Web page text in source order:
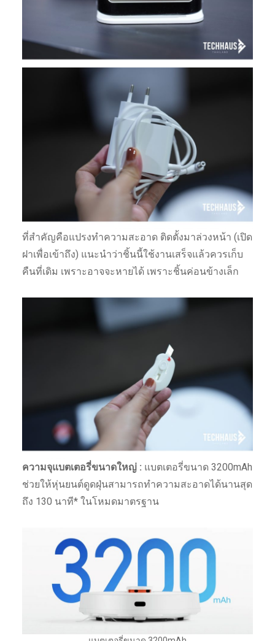
ที่สำคัญคือแปรงทำความสะอาด ติดตั้งมาล่วงหน้า (เปิด
ฝาเพื่อเข้าถึง) แนะนำว่าชิ้นนี้ใช้งานเสร็จแล้วควรเก็บ
คืนที่เดิม เพราะอาจจะหายได้ เพราะชิ้นค่อนข้างเล็ก
ความจุแบตเตอรี่ขนาดใหญ่ : แบตเตอรี่ขนาด 3200mAh
ช่วยให้หุ่นยนต์ดูดฝุ่นสามารถทำความสะอาดได้นานสุด
ถึง 130 นาที* ในโหมดมาตรฐาน